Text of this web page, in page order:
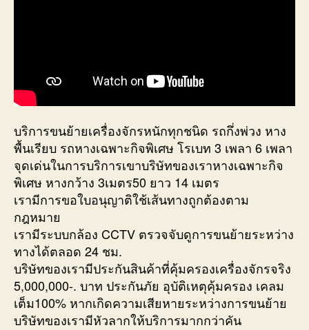
บริการขนย้ายเครื่องจักรหนักทุกชนิด รถกึ่งพ่วง หาง
พื้นเรียบ รถหางเฉพาะกิจพิเศษ โรเบท 3 เพลา 6 เพลา
จุดเด่นในการบริการเขาบริษัทของเราหางเฉพาะกิจ
พิเศษ หางกว้าง 3เมตร50 ยาว 14 เมตร
เรามีการขอใบอนุญาติใช้เส้นทางถูกต้องตาม
กฎหมาย
เรามีระบบกล้อง CCTV ตรวจจับดูการขนย้ายระหว่าง
ทางได้ตลอด 24 ชม.
บริษัทของเรามีประกันสินค้าที่คุ้มครองเครื่องจักรจริง
5,000,000-. บาท ประกันภัย อุบัติเหตุคุ้มครอง เคลม
เต็ม100% หากเกิดความเสียหายระหว่างการขนย้าย
บริษัทของเรามีหัวลากให้บริการมากกว่าคัน